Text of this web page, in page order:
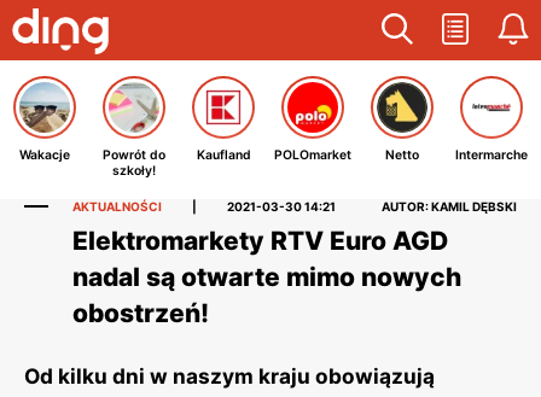
Wakacje
Powrót do
szkoły!
Kaufland POLOmarket Netto Intermarche
AKTUALNOŚCI 2021-03-30 14:21 AUTOR: KAMIL DĘBSKI
Elektromarkety RTV Euro AGD
nadal są otwarte mimo nowych
obostrzeń!
Od kilku dni w naszym kraju obowiązują